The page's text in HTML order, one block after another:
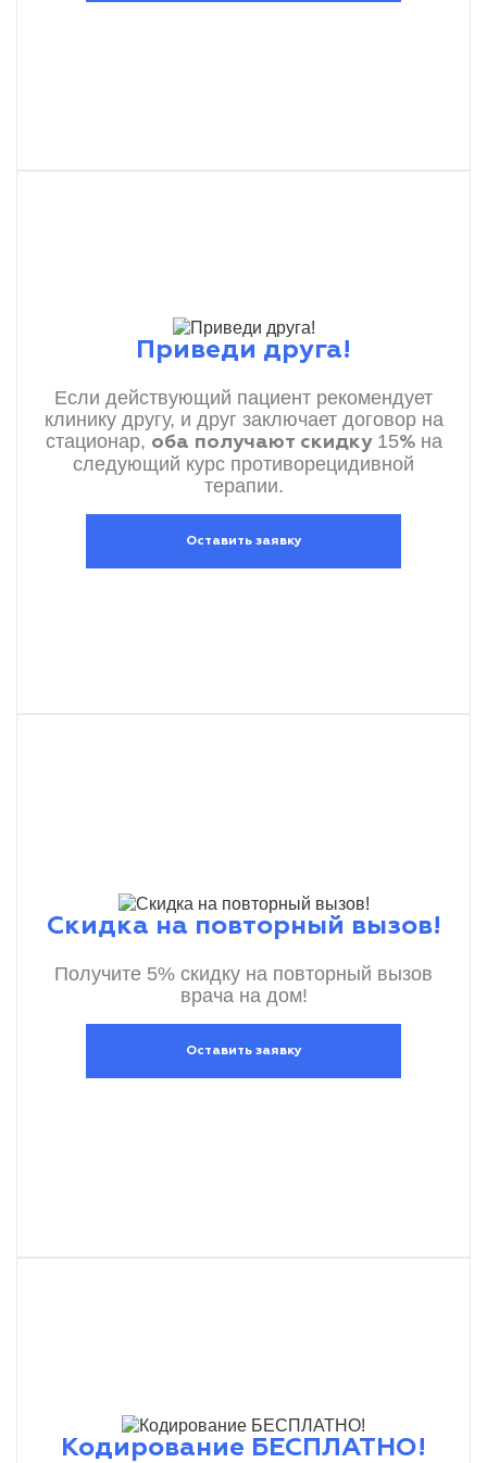
Приведи друга!
Если действующий пациент рекомендует
клинику другу, и друг заключает договор на
стационар, оба получают скидку 15%на
следующий курс противорецидивной
терапии.
Оставить заявку
Скидка на повторный вызов!
Получите 5% скидку на повторный вызов
врача на дом!
Оставить заявку
Кодирование БЕСПЛАТНО!